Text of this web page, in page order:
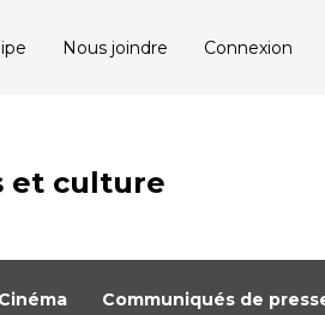
Nous joindre Connexion
et culture
Cinéma Communiqués de